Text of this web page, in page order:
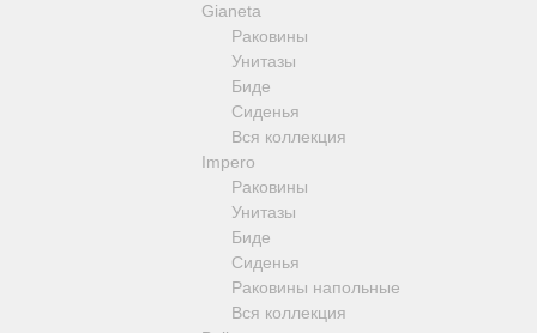
Gianeta
Раковины
Унитазы
Биде
Сиденья
Вся коллекция
Impero
Раковины
Унитазы
Биде
Сиденья
Раковины напольные
Вся коллекция